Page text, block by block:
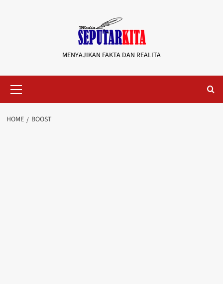
MENYAJIKAN FAKTA DAN REALITA
Menu
HOME BOOST